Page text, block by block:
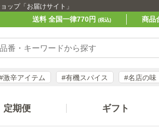
ップ「お届けサイト」
送料 全国一律770円 (税込) 商品
激辛アイテム #有機スパイス #名店の味
定期便 ギフト